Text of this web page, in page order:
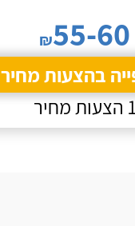
₪55-60
בהצעות מחיר
1 הצעות מחיר